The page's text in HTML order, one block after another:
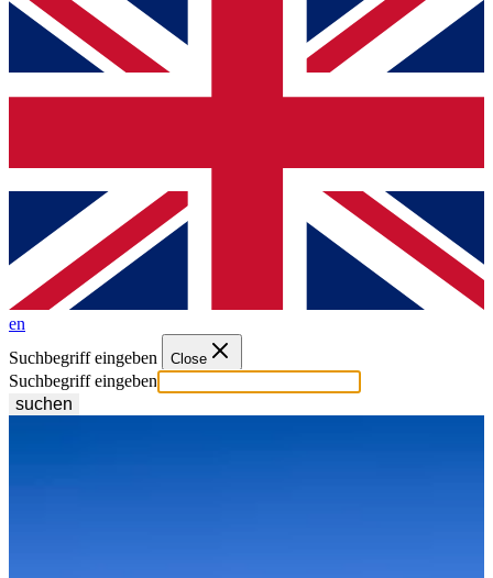
en
Suchbegriff eingeben
Close
Suchbegriff eingeben
suchen